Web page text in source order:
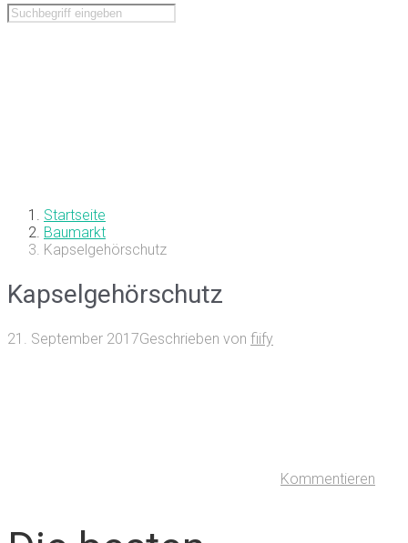
Startseite
Baumarkt
Kapselgehörschutz
Kapselgehörschutz
21. September 2017Geschrieben von fiify
Kommentieren